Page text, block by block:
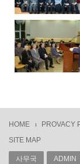
HOME PROVACY
SITE MAP
사무국 ADMIN